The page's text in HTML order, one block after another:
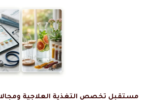
مستقبل تخصص التغذية العلاجية